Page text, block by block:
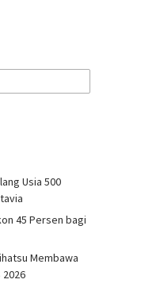
Usia 500
45 Persen bagi
Membawa
2026